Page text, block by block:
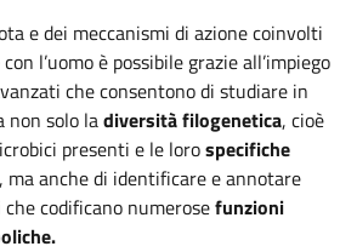
e dei meccanismi di azione coinvolti
l’uomo è possibile grazie all’impiego
che consentono di studiare in
non solo ladiversità filogenetica, cioè
presenti e le lorospecifiche
, ma anche di identificare e annotare
codificano numerosefunzioni